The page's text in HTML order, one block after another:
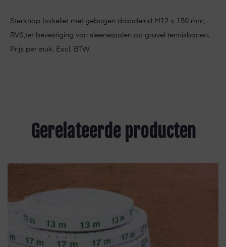
Sterknop bakeliet met gebogen draadeind M12 x 150 mm,
RVS,ter bevestiging van sleenetpalen op gravel tennisbanen.
Prijs per stuk. Excl. BTW.
Gerelateerde producten